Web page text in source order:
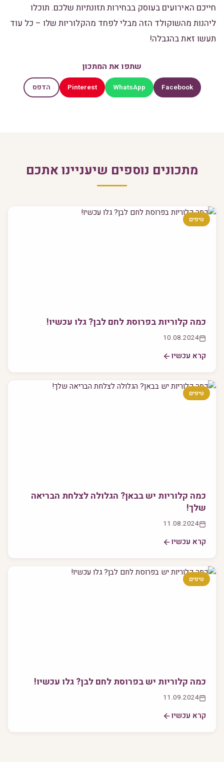
חייכם האירועים בעוסק בבחירות תזונתיות שלכם. תוכלו
ליהנות מהשוקולד הזה מבלי לפחד מהקלוריות שלו – כל עוד
תעשו זאת בהגבלה!
שתפו את המתכון
Facebook
WhatsApp
Pinterest הדפס
מתכונים נוספים שיעניינו אתכם
טיפים
כמה קלוריות בפרוסת לחם לבן? גלו עכשיו!
10.08.2024
קרא עכשיו
טיפים
כמה קלוריות יש בבאן? הגלולה לצלחת הבריאה
שלך!
11.08.2024
קרא עכשיו
טיפים
כמה קלוריות יש בפרוסת לחם לבן? גלו עכשיו!
11.09.2024
קרא עכשיו